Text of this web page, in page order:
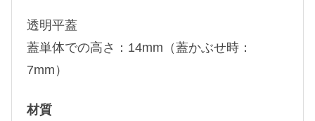
透明平蓋
蓋単体での高さ：14mm（蓋かぶせ時：
7mm）
材質